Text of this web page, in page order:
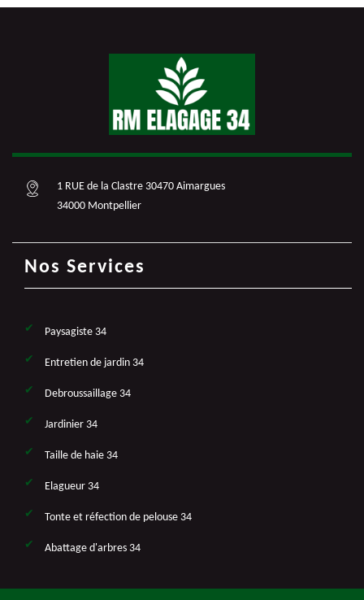
1 RUE de la Clastre 30470 Aimargues
34000 Montpellier
Nos Services
Paysagiste 34
Entretien de jardin 34
Debroussaillage 34
Jardinier 34
Taille de haie 34
Elagueur 34
Tonte et réfection de pelouse 34
Abattage d'arbres 34